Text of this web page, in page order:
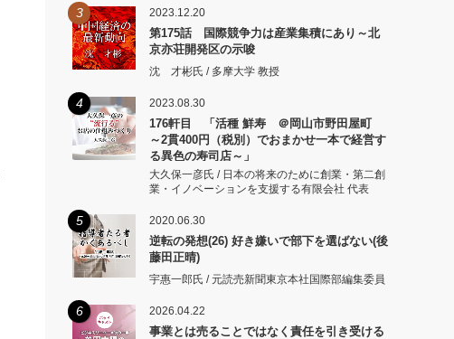
3 2023.12.20
第175話 国際競争力は産業集積にあり～北
京亦荘開発区の示唆
沈 才彬氏 / 多摩大学 教授
4 2023.08.30
176軒目 「活種 鮮寿 ＠岡山市野田屋町
～2貫400円（税別）でおまかせ一本で経営す
る異色の寿司店～」
大久保一彦氏 / 日本の将来のために創業・第二創
業・イノベーションを支援する有限会社 代表
5 2020.06.30
逆転の発想(26) 好き嫌いで部下を選ばない(後
藤田正晴)
宇惠一郎氏 / 元読売新聞東京本社国際部編集委員
6 2026.04.22
事業とは売ることではなく責任を引き受ける